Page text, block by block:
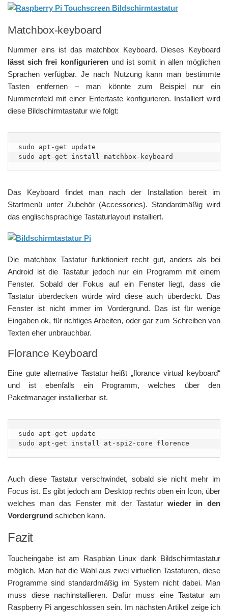
Matchbox-keyboard
Nummer eins ist das matchbox Keyboard. Dieses Keyboard
lässt sich frei konfigurierenund ist somit in allen möglichen
Sprachen verfügbar. Je nach Nutzung kann man bestimmte
Tasten entfernen – man könnte zum Beispiel nur ein
Nummernfeld mit einer Entertaste konfigurieren. Installiert wird
diese Bildschirmtastatur wie folgt:
sudo apt-get update
Das Keyboard findet man nach der Installation bereit im
Startmenü unter Zubehör (Accessories). Standardmäßig wird
das englischsprachige Tastaturlayout installiert.
Die matchbox Tastatur funktioniert recht gut, anders als bei
Android ist die Tastatur jedoch nur ein Programm mit einem
Fenster. Sobald der Fokus auf ein Fenster liegt, dass die
Tastatur überdecken würde wird diese auch überdeckt. Das
Fenster ist nicht immer im Vordergrund. Das ist für wenige
Eingaben ok, für richtiges Arbeiten, oder gar zum Schreiben von
Texten eher unbrauchbar.
Florance Keyboard
Eine gute alternative Tastatur heißt „florance virtual keyboard“
und ist ebenfalls ein Programm, welches über den
Paketmanager installierbar ist.
sudo apt-get update
Auch diese Tastatur verschwindet, sobald sie nicht mehr im
Focus ist. Es gibt jedoch am Desktop rechts oben ein Icon, über
welches man das Fenster mit der Tastatur wieder in den
Vordergrund schieben kann.
Fazit
Toucheingabe ist am Raspbian Linux dank Bildschirmtastatur
möglich. Man hat die Wahl aus zwei virtuellen Tastaturen, diese
Programme sind standardmäßig im System nicht dabei. Man
muss diese nachinstallieren. Dafür muss eine Tastatur am
Raspberry Pi angeschlossen sein. Im nächsten Artikel zeige ich